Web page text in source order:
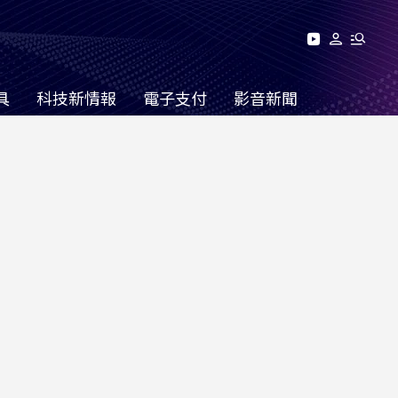
科技新情報 電子支付 影音新聞